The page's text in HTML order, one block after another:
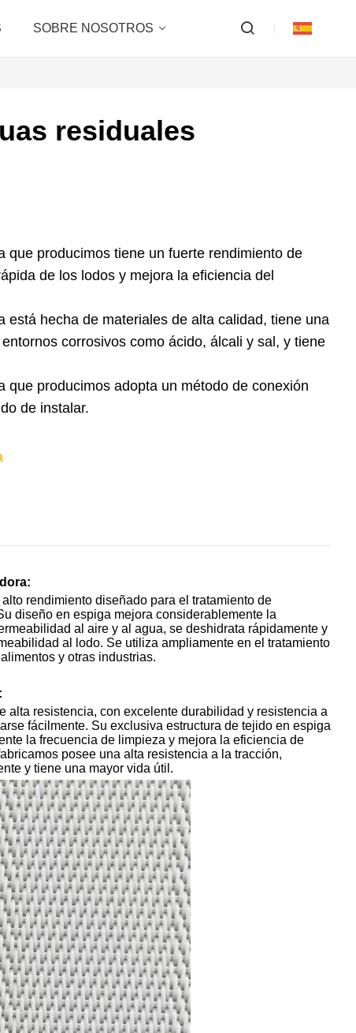
SOBRE NOSOTROS
residuales
que producimos tiene un fuerte rendimiento de
de los lodos y mejora la eficiencia del
hecha de materiales de alta calidad, tiene una
corrosivos como ácido, álcali y sal, y tiene
producimos adopta un método de conexión
de instalar.
rendimiento diseñado para el tratamiento de
diseño en espiga mejora considerablemente la
al aire y al agua, se deshidrata rápidamente y
al lodo. Se utiliza ampliamente en el tratamiento
y otras industrias.
:
alta resistencia, con excelente durabilidad y resistencia a
fácilmente. Su exclusiva estructura de tejido en espiga
la frecuencia de limpieza y mejora la eficiencia de
posee una alta resistencia a la tracción,
y tiene una mayor vida útil.